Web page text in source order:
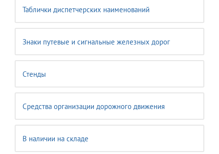
Таблички диспетчерских наименований
Знаки путевые и сигнальные железных дорог
Стенды
Средства организации дорожного движения
В наличии на складе